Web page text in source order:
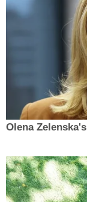
Olena